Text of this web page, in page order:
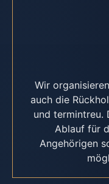
Wir
auch die
und termintreu.
Ablauf für
Angehörigen